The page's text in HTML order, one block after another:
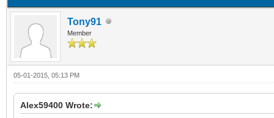
Tony91
Member
05-01-2015, 05:13 PM
Alex59400 Wrote: